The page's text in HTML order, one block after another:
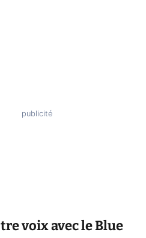
voix avec le Blue